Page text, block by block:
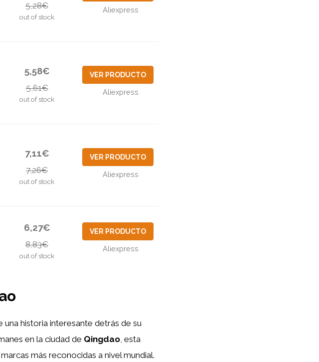
5,28€
out of stock
Aliexpress
5,58€
5,61€
out of stock
VER PRODUCTO
Aliexpress
7,11€
7,26€
out of stock
VER PRODUCTO
Aliexpress
6,27€
8,83€
out of stock
VER PRODUCTO
Aliexpress
una historia interesante detrás de su
en la ciudad de Qingdao, esta
más reconocidas a nivel mundial.